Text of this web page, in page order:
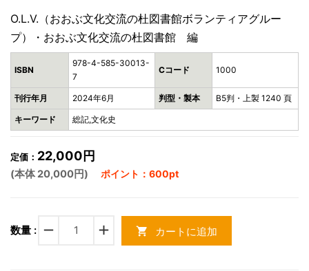
O.L.V.（おおぶ文化交流の杜図書館ボランティアグルー
プ）・おおぶ文化交流の杜図書館 編
ISBN
978-4-585-30013-
7
Cコード 1000
刊行年月 2024年6月 判型・製本 B5判・上製 1240 頁
キーワード 総記,文化史
定価： 22,000円
(本体 20,000円) ポイント：600pt
数量 : remove add shopping_cart カートに追加